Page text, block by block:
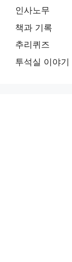
인사노무
책과 기록
추리퀴즈
투석실 이야기